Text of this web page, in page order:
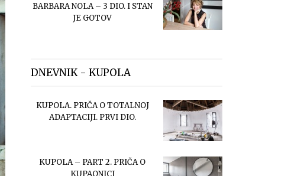
BARBARA NOLA – 3 DIO. I STAN
JE GOTOV
DNEVNIK - KUPOLA
KUPOLA. PRIČA O TOTALNOJ
ADAPTACIJI. PRVI DIO.
KUPOLA – PART 2. PRIČA O
KUPAONICI